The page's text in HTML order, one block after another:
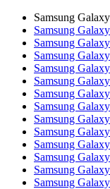
Samsung
Samsung
Samsung
Samsung
Samsung
Samsung
Samsung
Samsung
Samsung
Samsung
Samsung
Samsung
Samsung
Samsung